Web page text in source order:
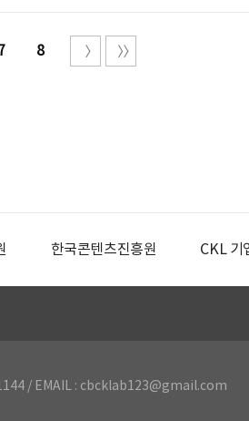
8
한국콘텐츠진흥원 CKL 기
1144 / EMAIL : cbcklab123@gmail.com